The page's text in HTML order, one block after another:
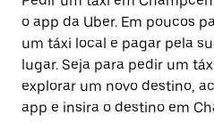
o app da Uber. Em poucos
um táxi local e pagar pela
lugar. Seja para pedir um
explorar um novo destino,
app e insira o destino em